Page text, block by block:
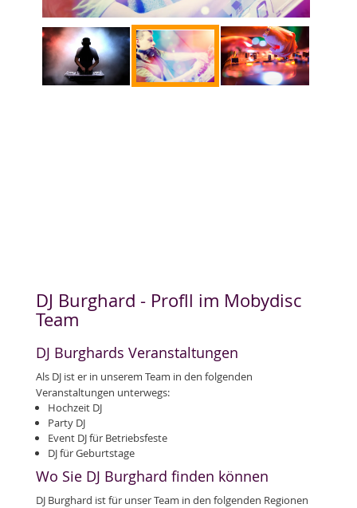
DJ Burghard - Profll im Mobydisc
Team
DJ Burghards Veranstaltungen
Als DJ ist er in unserem Team in den folgenden
Veranstaltungen unterwegs:
Hochzeit DJ
Party DJ
Event DJ für Betriebsfeste
DJ für Geburtstage
Wo Sie DJ Burghard finden können
DJ Burghard ist für unser Team in den folgenden Regionen